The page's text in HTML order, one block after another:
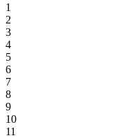
1
2
3
4
5
6
7
8
9
10
11